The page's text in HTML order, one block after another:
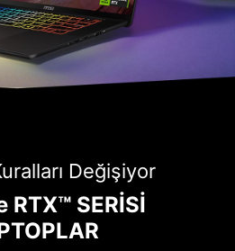
Değişiyor
RTX™ SERİSİ